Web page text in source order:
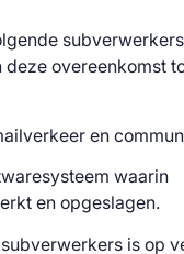
overeenkomst
en
waarin
en opgeslagen.
is op